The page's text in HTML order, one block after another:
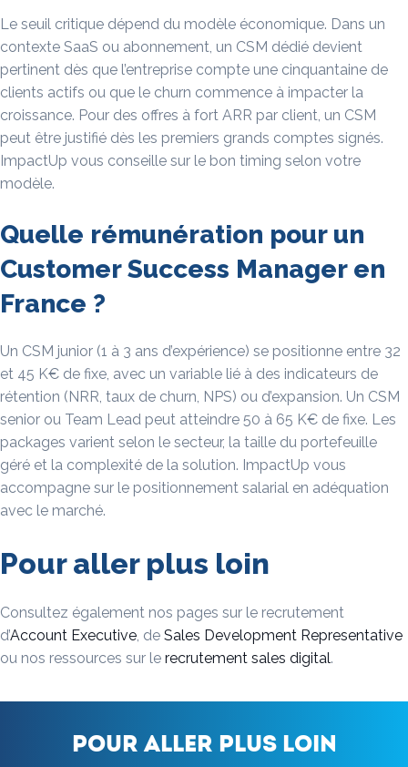
Le seuil critique dépend du modèle économique. Dans un
contexte SaaS ou abonnement, un CSM dédié devient
pertinent dès que l’entreprise compte une cinquantaine de
clients actifs ou que le churn commence à impacter la
croissance. Pour des offres à fort ARR par client, un CSM
peut être justifié dès les premiers grands comptes signés.
ImpactUp vous conseille sur le bon timing selon votre
modèle.
Quelle rémunération pour un
Customer Success Manager en
France ?
Un CSM junior (1 à 3 ans d’expérience) se positionne entre 32
et 45 K€ de fixe, avec un variable lié à des indicateurs de
rétention (NRR, taux de churn, NPS) ou d’expansion. Un CSM
senior ou Team Lead peut atteindre 50 à 65 K€ de fixe. Les
packages varient selon le secteur, la taille du portefeuille
géré et la complexité de la solution. ImpactUp vous
accompagne sur le positionnement salarial en adéquation
avec le marché.
Pour aller plus loin
Consultez également nos pages sur le recrutement
d’Account Executive, de Sales Development Representative
ou nos ressources sur le recrutement sales digital.
Pour aller plus loin